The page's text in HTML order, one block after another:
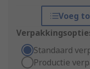
Voeg
Standaard
Productie